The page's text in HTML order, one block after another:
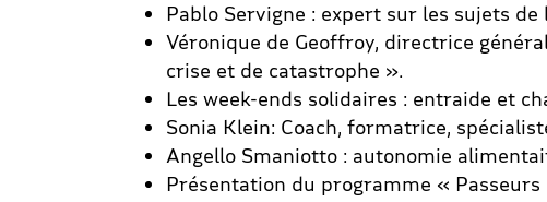
Pablo Servigne : expert sur les sujets
Véronique de Geoffroy, directrice
crise et de catastrophe ».
Les week-ends solidaires : entraide et
Sonia Klein: Coach, formatrice,
Angello Smaniotto : autonomie
Présentation du programme « Passeurs